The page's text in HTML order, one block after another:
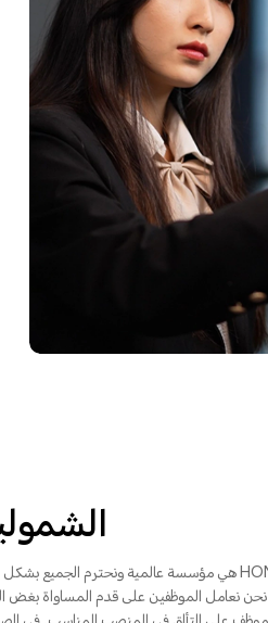
نحن نعامل الموظفين على قدم المساواة بغض